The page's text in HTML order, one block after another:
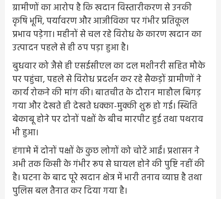
ग्रामीणों का आरोप है कि खदान विस्तारीकरण से उनकी
कृषि भूमि, पर्यावरण और आजीविका पर गंभीर प्रतिकूल
प्रभाव पड़ेगा। महीनों से चल रहे विरोध के कारण खदान का
उत्पादन पहले से ही ठप पड़ा हुआ है।
बुधवार को जैसे ही एसईसीएल का दल मशीनरी सहित मौके
पर पहुंचा, पहले से विरोध प्रदर्शन कर रहे सैकड़ों ग्रामीणों ने
कार्य रोकने की मांग की। बातचीत के दौरान माहौल बिगड़
गया और देखते ही देखते धक्का-मुक्की शुरू हो गई। स्थिति
बेकाबू होने पर दोनों पक्षों के बीच मारपीट हुई तथा पथराव
भी हुआ।
हंगामे में दोनों पक्षों के कुछ लोगों को चोटें आईं। प्रशासन ने
अभी तक किसी के गंभीर रूप से घायल होने की पुष्टि नहीं की
है। घटना के बाद पूरे खदान क्षेत्र में भारी तनाव व्याप्त है तथा
पुलिस बल तैनात कर दिया गया है।